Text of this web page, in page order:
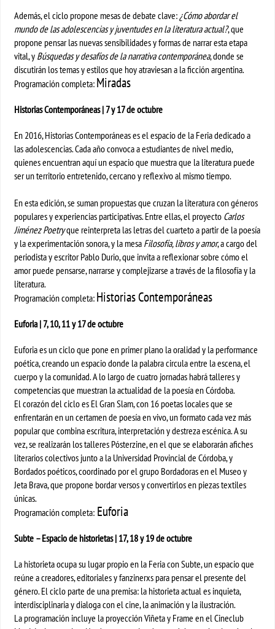
Además, el ciclo propone mesas de debate clave:¿Cómo abordar el
mundo de las adolescencias y juventudes en la literatura actual?, que
propone pensar las nuevas sensibilidades y formas de narrar esta etapa
vital, y Búsquedas y desafíos de la narrativa contemporánea, donde se
discutirán los temas y estilos que hoy atraviesan a la ficción argentina.
Programación completa: Miradas
Historias Contemporáneas | 7 y 17 de octubre
En 2016, Historias Contemporáneas es el espacio de la Feria dedicado a
las adolescencias. Cada año convoca a estudiantes de nivel medio,
quienes encuentran aquí un espacio que muestra que la literatura puede
ser un territorio entretenido, cercano y reflexivo al mismo tiempo.
En esta edición, se suman propuestas que cruzan la literatura con géneros
populares y experiencias participativas. Entre ellas, el proyecto Carlos
Jiménez Poetryque reinterpreta las letras del cuarteto a partir de la poesía
y la experimentación sonora, y la mesa Filosofía, libros y amor, a cargo del
periodista y escritor Pablo Durio, que invita a reflexionar sobre cómo el
amor puede pensarse, narrarse y complejizarse a través de la filosofía y la
literatura.
Programación completa: Historias Contemporáneas
Euforia | 7, 10, 11 y 17 de octubre
Euforia es un ciclo que pone en primer plano la oralidad y la performance
poética, creando un espacio donde la palabra circula entre la escena, el
cuerpo y la comunidad. A lo largo de cuatro jornadas habrá talleres y
competencias que muestran la actualidad de la poesía en Córdoba.
El corazón del ciclo es El Gran Slam, con 16 poetas locales que se
enfrentarán en un certamen de poesía en vivo, un formato cada vez más
popular que combina escritura, interpretación y destreza escénica. A su
vez, se realizarán los talleres Pósterzine, en el que se elaborarán afiches
literarios colectivos junto a la Universidad Provincial de Córdoba, y
Bordados poéticos, coordinado por el grupo Bordadoras en el Museo y
Jeta Brava, que propone bordar versos y convertirlos en piezas textiles
únicas.
Programación completa: Euforia
Subte – Espacio de historietas | 17, 18 y 19 de octubre
La historieta ocupa su lugar propio en la Feria con Subte, un espacio que
reúne a creadores, editoriales y fanzinerxs para pensar el presente del
género. El ciclo parte de una premisa: la historieta actual es inquieta,
interdisciplinaria y dialoga con el cine, la animación y la ilustración.
La programación incluye la proyección Viñeta y Frame en el Cineclub